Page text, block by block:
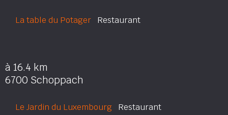
La table du Potager Restaurant
à 16.4 km
6700 Schoppach
Le Jardin du Luxembourg Restaurant